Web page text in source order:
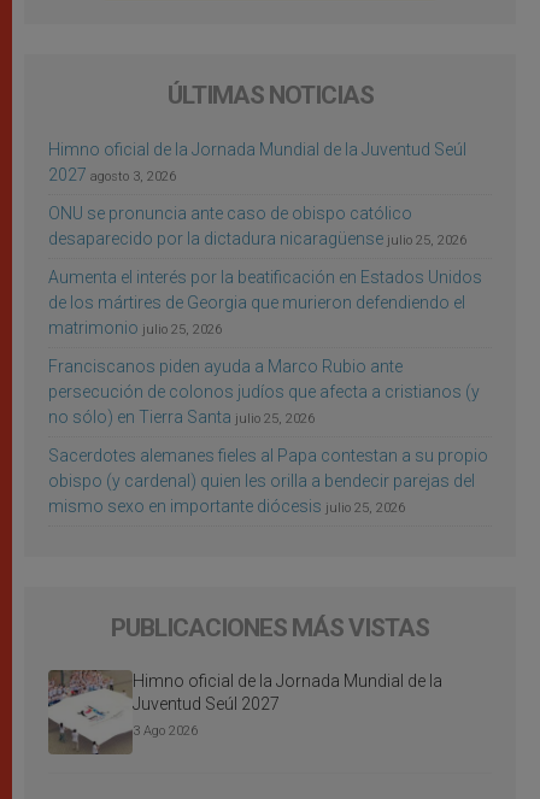
ÚLTIMAS NOTICIAS
Himno oficial de la Jornada Mundial de la Juventud Seúl
2027 agosto 3, 2026
ONU se pronuncia ante caso de obispo católico
desaparecido por la dictadura nicaragüense julio 25, 2026
Aumenta el interés por la beatificación en Estados Unidos
de los mártires de Georgia que murieron defendiendo el
matrimonio julio 25, 2026
Franciscanos piden ayuda a Marco Rubio ante
persecución de colonos judíos que afecta a cristianos (y
no sólo) en Tierra Santa julio 25, 2026
Sacerdotes alemanes fieles al Papa contestan a su propio
obispo (y cardenal) quien les orilla a bendecir parejas del
mismo sexo en importante diócesis julio 25, 2026
PUBLICACIONES MÁS VISTAS
Himno oficial de la Jornada Mundial de la
Juventud Seúl 2027
3 Ago 2026